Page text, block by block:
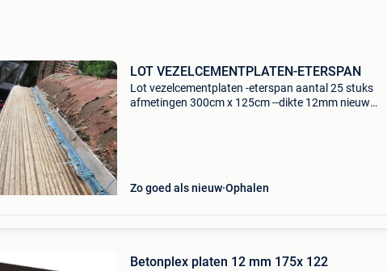
LOT VEZELCEMENTPLATEN-ETERSPAN
Lot vezelcementplaten -eterspan aantal 25 stuks
afmetingen 300cm x 125cm --dikte 12mm nieuw
Zo goed als nieuw Ophalen
Betonplex platen 12 mm 175x 122